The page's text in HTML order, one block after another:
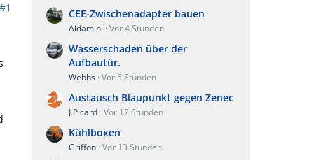
#1 CEE-Zwischenadapter bauen
Aidamini Vor 4 Stunden
Wasserschaden über der
Aufbautür.
Webbs Vor 5 Stunden
Austausch Blaupunkt gegen Zenec
J.Picard Vor 12 Stunden
Kühlboxen
Griffon Vor 13 Stunden